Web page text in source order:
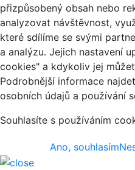
přizpůsobený obsah nebo
analyzovat návštěvnost,
které sdílíme se svými
a analýzu. Jejich nastavení
cookies" a kdykoliv jej
Podrobnější informace
osobních údajů a používání
Souhlasíte s používáním
Ano, souhlasím